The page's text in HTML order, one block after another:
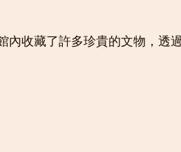
內收藏了許多珍貴的文物，透